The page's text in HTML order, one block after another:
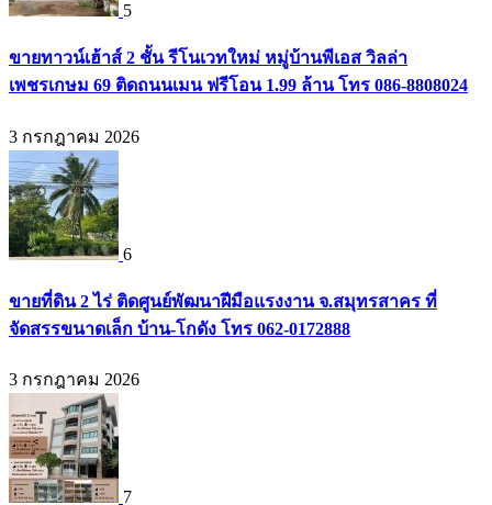
5
ขายทาวน์เฮ้าส์ 2 ชั้น รีโนเวทใหม่ หมู่บ้านพีเอส วิลล่า
เพชรเกษม 69 ติดถนนเมน ฟรีโอน 1.99 ล้าน โทร 086-8808024
3 กรกฎาคม 2026
6
ขายที่ดิน 2 ไร่ ติดศูนย์พัฒนาฝีมือแรงงาน จ.สมุทรสาคร ที่
จัดสรรขนาดเล็ก บ้าน-โกดัง โทร 062-0172888
3 กรกฎาคม 2026
7